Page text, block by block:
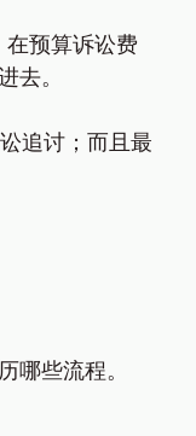
在预算诉讼费
去。
追讨；而且最
哪些流程。